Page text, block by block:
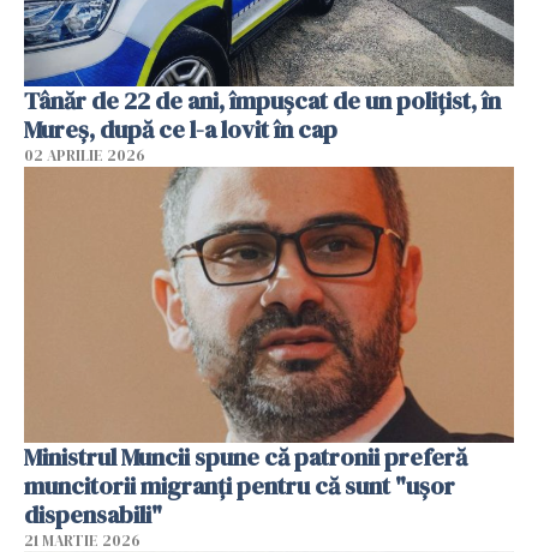
Tânăr de 22 de ani, împușcat de un polițist, în
Mureș, după ce l-a lovit în cap
02 APRILIE 2026
Ministrul Muncii spune că patronii preferă
muncitorii migranți pentru că sunt "uşor
dispensabili"
21 MARTIE 2026